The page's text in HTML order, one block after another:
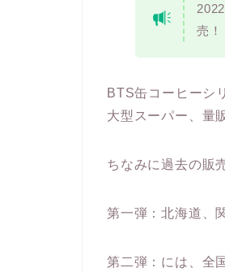
売！
BTS缶コーヒーシ
大型スーパー、量
ちなみに過去の販
第一弾：北海道、
第二弾：には、全